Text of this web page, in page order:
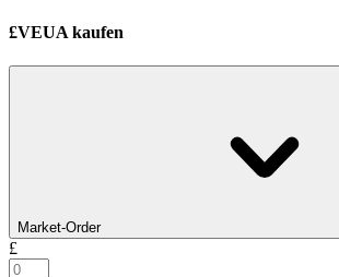
£VEUA kaufen
Market-Order
£